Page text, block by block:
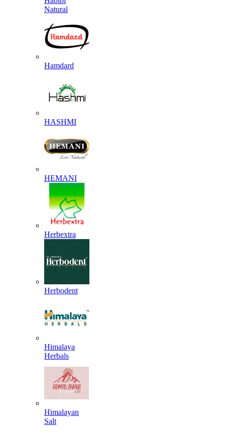
Natural
Hamdard
HASHMI
HEMANI
Herbextra
Herbodent
Himalaya
Herbals
Himalayan
Salt